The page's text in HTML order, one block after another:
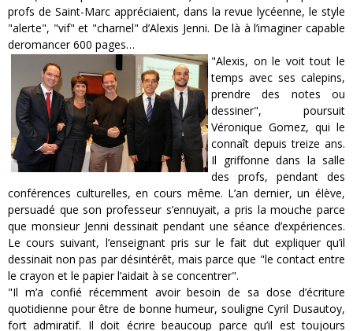
profs de Saint-Marc appréciaient, dans la revue lycéenne, le style
"alerte", "vif" et "charnel" d’Alexis Jenni. De là à l’imaginer capable
deromancer 600 pages…
"Alexis, on le voit tout le
temps avec ses calepins,
prendre des notes ou
dessiner", poursuit
Véronique Gomez, qui le
connaît depuis treize ans.
Il griffonne dans la salle
des profs, pendant des
conférences culturelles, en cours même. L’an dernier, un élève,
persuadé que son professeur s’ennuyait, a pris la mouche parce
que monsieur Jenni dessinait pendant une séance d’expériences.
Le cours suivant, l’enseignant pris sur le fait dut expliquer qu’il
dessinait non pas par désintérêt, mais parce que "le contact entre
le crayon et le papier l’aidait à se concentrer".
"Il m’a confié récemment avoir besoin de sa dose d’écriture
quotidienne pour être de bonne humeur, souligne Cyril Dusautoy,
fort admiratif. Il doit écrire beaucoup parce qu’il est toujours